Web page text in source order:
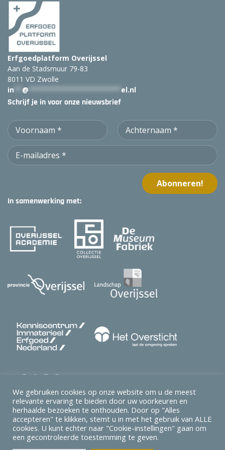
Erfgoedplatform Overijssel
Aan de Stadsmuur 79-83
8011 VD Zwolle
in
@ el.nl
Schrijf je in voor onze nieuwsbrief
In samenwerking met:
We gebruiken cookies op onze website om u de meest
relevante ervaring te bieden door uw voorkeuren en
herhaalde bezoeken te onthouden. Door op "Alles
accepteren" te klikken, stemt u in met het gebruik van ALLE
cookies. U kunt echter naar "Cookie-instellingen" gaan om
een ​​gecontroleerde toestemming te geven.